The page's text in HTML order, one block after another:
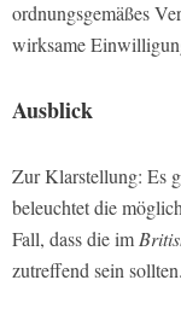
ordnungsgemäßes
wirksame
Ausblick
Zur Klarstellung: Es
beleuchtet die
Fall, dass die im
zutreffend sein sollten.